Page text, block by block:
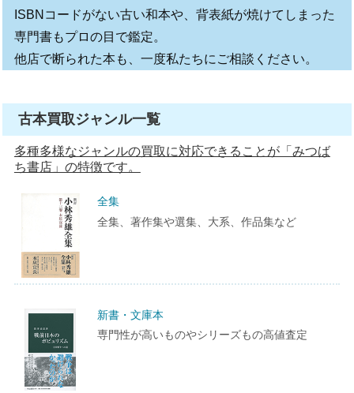
ISBNコードがない古い和本や、背表紙が焼けてしまった
専門書もプロの目で鑑定。
他店で断られた本も、一度私たちにご相談ください。
古本買取ジャンル一覧
多種多様なジャンルの買取に対応できることが「みつば
ち書店」の特徴です。
全集
全集、著作集や選集、大系、作品集など
新書・文庫本
専門性が高いものやシリーズもの高値査定